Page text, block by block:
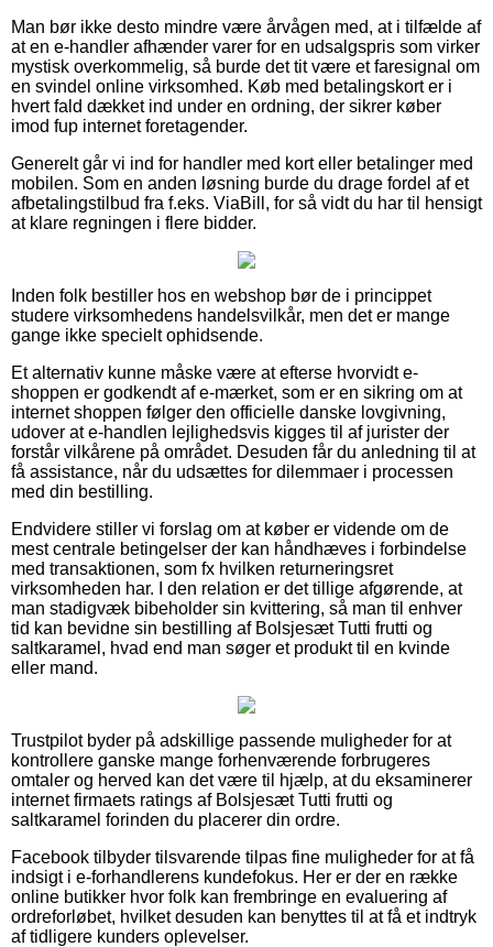
Man bør ikke desto mindre være årvågen med, at i tilfælde af
at en e-handler afhænder varer for en udsalgspris som virker
mystisk overkommelig, så burde det tit være et faresignal om
en svindel online virksomhed. Køb med betalingskort er i
hvert fald dækket ind under en ordning, der sikrer køber
imod fup internet foretagender.
Generelt går vi ind for handler med kort eller betalinger med
mobilen. Som en anden løsning burde du drage fordel af et
afbetalingstilbud fra f.eks. ViaBill, for så vidt du har til hensigt
at klare regningen i flere bidder.
Inden folk bestiller hos en webshop bør de i princippet
studere virksomhedens handelsvilkår, men det er mange
gange ikke specielt ophidsende.
Et alternativ kunne måske være at efterse hvorvidt e-
shoppen er godkendt af e-mærket, som er en sikring om at
internet shoppen følger den officielle danske lovgivning,
udover at e-handlen lejlighedsvis kigges til af jurister der
forstår vilkårene på området. Desuden får du anledning til at
få assistance, når du udsættes for dilemmaer i processen
med din bestilling.
Endvidere stiller vi forslag om at køber er vidende om de
mest centrale betingelser der kan håndhæves i forbindelse
med transaktionen, som fx hvilken returneringsret
virksomheden har. I den relation er det tillige afgørende, at
man stadigvæk bibeholder sin kvittering, så man til enhver
tid kan bevidne sin bestilling af Bolsjesæt Tutti frutti og
saltkaramel, hvad end man søger et produkt til en kvinde
eller mand.
Trustpilot byder på adskillige passende muligheder for at
kontrollere ganske mange forhenværende forbrugeres
omtaler og herved kan det være til hjælp, at du eksaminerer
internet firmaets ratings af Bolsjesæt Tutti frutti og
saltkaramel forinden du placerer din ordre.
Facebook tilbyder tilsvarende tilpas fine muligheder for at få
indsigt i e-forhandlerens kundefokus. Her er der en række
online butikker hvor folk kan frembringe en evaluering af
ordreforløbet, hvilket desuden kan benyttes til at få et indtryk
af tidligere kunders oplevelser.